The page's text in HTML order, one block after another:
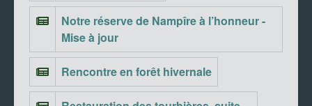
Notre réserve de Nampîre à l’honneur -
Mise à jour
Rencontre en forêt hivernale